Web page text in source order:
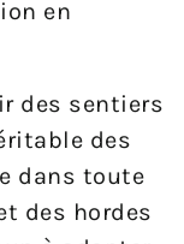
en
des sentiers
des
dans toute
des hordes